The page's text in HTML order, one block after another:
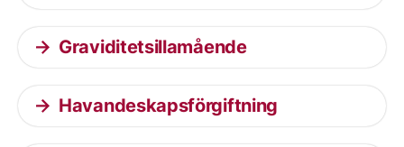
Graviditetsillamående
Havandeskapsförgiftning